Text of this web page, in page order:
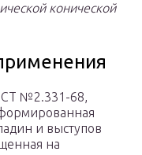
конической
№2.331-68,
и выступов
на